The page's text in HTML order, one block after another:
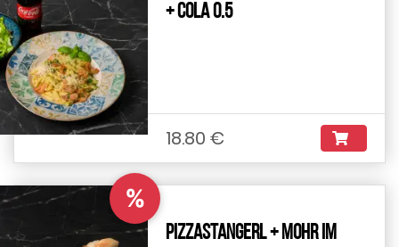
+ Cola 0.5
18.80 €
%
Pizzastangerl + Mohr im